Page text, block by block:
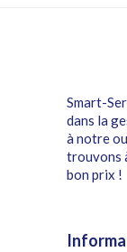
Smart-
dans la
à notre
trouvons
bon prix !